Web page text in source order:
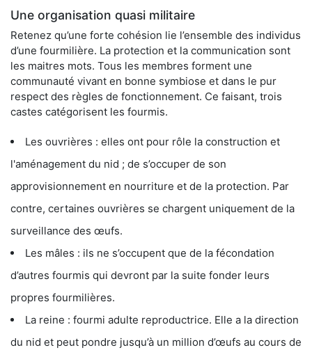
Une organisation quasi militaire
Retenez qu’une forte cohésion lie l’ensemble des individus
d’une fourmilière. La protection et la communication sont
les maitres mots. Tous les membres forment une
communauté vivant en bonne symbiose et dans le pur
respect des règles de fonctionnement. Ce faisant, trois
castes catégorisent les fourmis.
Les ouvrières : elles ont pour rôle la construction et
l'aménagement du nid ; de s’occuper de son
approvisionnement en nourriture et de la protection. Par
contre, certaines ouvrières se chargent uniquement de la
surveillance des œufs.
Les mâles : ils ne s’occupent que de la fécondation
d’autres fourmis qui devront par la suite fonder leurs
propres fourmilières.
La reine : fourmi adulte reproductrice. Elle a la direction
du nid et peut pondre jusqu’à un million d’œufs au cours de